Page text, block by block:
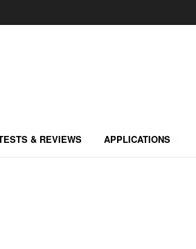
& REVIEWS APPLICATIONS